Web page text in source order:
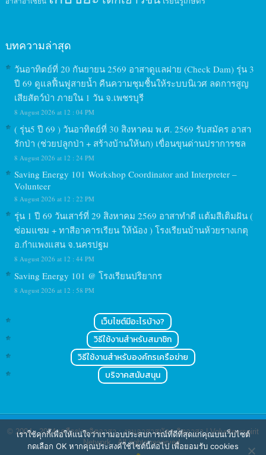
บทความล่าสุด
วันอาทิตย์ที่ 20 กันยายน 2569 อาสาดูแลฝาย (Check Dam) รุ่น 3
ปี 69 ดูแลฟื้นฟูสายน้ำ คืนความชุมชื้นให้ระบบนิเวศ ลดการสูญ
เสียสัตว์ป่า ภายใน 1 วัน จ.เพชรบุรี
8 August 2026 at 12 : 04 PM
( รุ่น5 ปี 69 ) วันอาทิตย์ที่ 30 สิงหาคม พ.ศ. 2569 รับสมัคร อาสา
รักป่า (ช่วยปลูกป่า + สร้างบ้านให้นก) เขื่อนขุนด่านปราการชล
8 August 2026 at 12 : 24 PM
Saving Energy 101 Workshop Coordinator and Interpreter –
Volunteer
8 August 2026 at 12 : 22 PM
รุ่น 1 ปี 69 วันเสาร์ที่ 29 สิงหาคม 2569 อาสาทำดี แต้มสีเติมฝัน (
ซ่อมแซม + ทาสีอาคารเรียน ให้น้อง ) โรงเรียนบ้านห้วยรางเกตุ
อ.กำแพงแสน จ.นครปฐม
8 August 2026 at 12 : 44 PM
Saving Energy 101 @ โรงเรียนปริยากร
8 August 2026 at 12 : 58 PM
เว็บไซต์มีอะไรบ้าง?
วิธีใช้งานสำหรับสมาชิก
วิธีใช้งานสำหรับองค์กรเครือข่าย
บริจาคสนับสนุน
© 2004 - 2024เครือข่ายจิตอาสา : งานอาสาสมัคร จิตอาสา | Volunteerspirit
Network. All rights reserved.
เราใช้คุกกี้เพื่อให้แน่ใจว่าเรามอบประสบการณ์ที่ดีที่สุดแก่คุณบนเว็บไซต์
กดเลือก OK หากคุณประสงค์ใช้ไซต์นี้ต่อไป เพื่อยอมรับ cookies